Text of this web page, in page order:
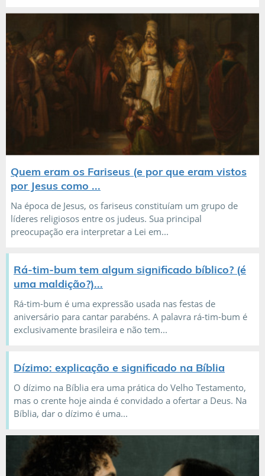
Quem eram os Fariseus (e por que eram vistos
por Jesus como ...
Na época de Jesus, os fariseus constituíam um grupo de
líderes religiosos entre os judeus. Sua principal
preocupação era interpretar a Lei em...
Rá-tim-bum tem algum significado bíblico? (é
uma maldição?)...
Rá-tim-bum é uma expressão usada nas festas de
aniversário para cantar parabéns. A palavra rá-tim-bum é
exclusivamente brasileira e não tem...
Dízimo: explicação e significado na Bíblia
O dízimo na Bíblia era uma prática do Velho Testamento,
mas o crente hoje ainda é convidado a ofertar a Deus. Na
Bíblia, dar o dízimo é uma...